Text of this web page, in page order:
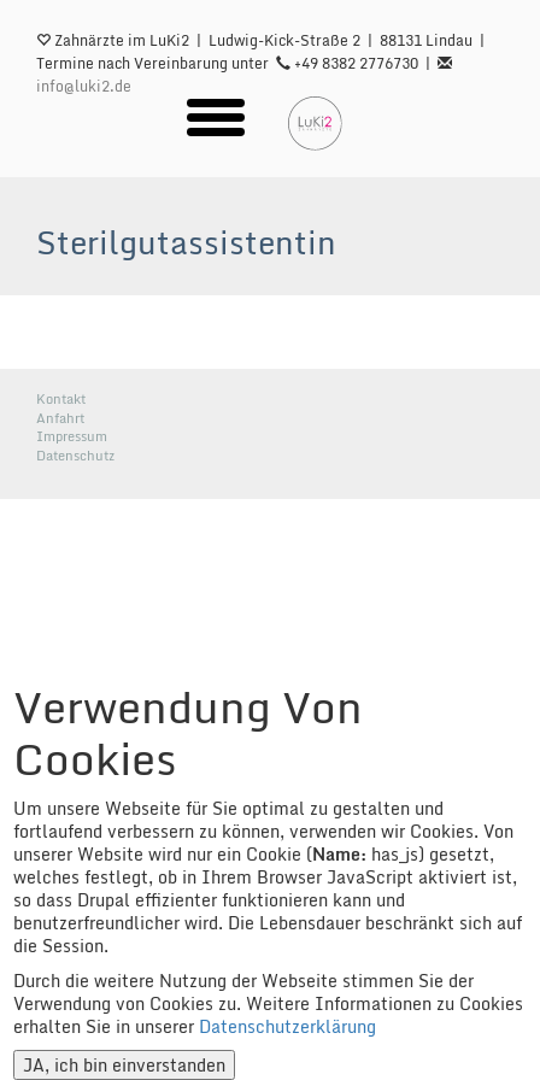
main
content
Zahnärzte im LuKi2 | Ludwig-Kick-Straße 2 | 88131 Lindau |
Termine nach Vereinbarung unter
+49 8382 2776730 |
info@luki2.de
Sterilgutassistentin
Kontakt
Anfahrt
Impressum
Datenschutz
Verwendung Von
Cookies
Um unsere Webseite für Sie optimal zu gestalten und
fortlaufend verbessern zu können, verwenden wir Cookies. Von
unserer Website wird nur ein Cookie (Name: has_js) gesetzt,
welches festlegt, ob in Ihrem Browser JavaScript aktiviert ist,
so dass Drupal effizienter funktionieren kann und
benutzerfreundlicher wird. Die Lebensdauer beschränkt sich auf
die Session.
Durch die weitere Nutzung der Webseite stimmen Sie der
Verwendung von Cookies zu. Weitere Informationen zu Cookies
erhalten Sie in unserer Datenschutzerklärung
JA, ich bin einverstanden